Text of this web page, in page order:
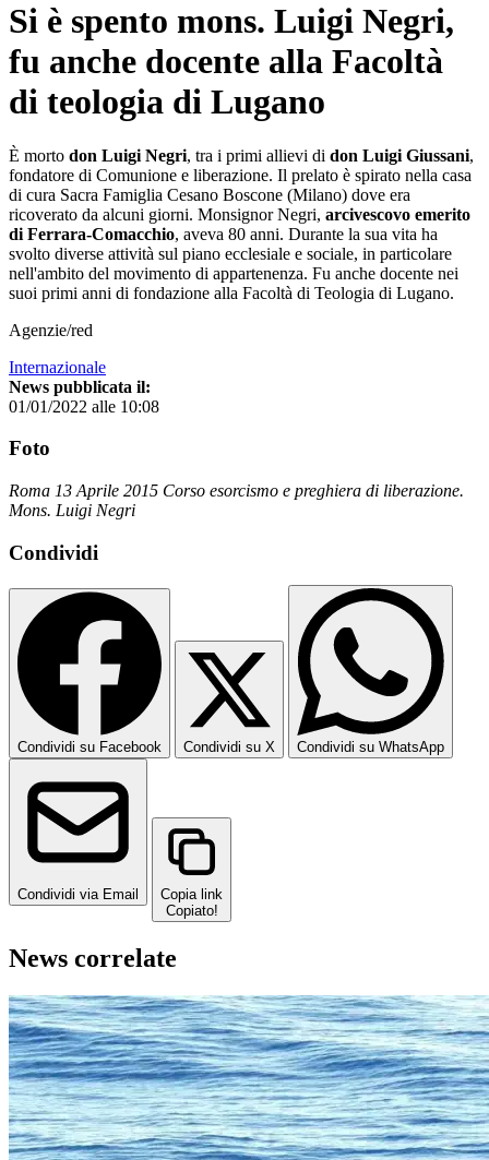
Si è spento mons. Luigi Negri,
fu anche docente alla Facoltà
di teologia di Lugano
È morto don Luigi Negri, tra i primi allievi di don Luigi Giussani,
fondatore di Comunione e liberazione. Il prelato è spirato nella casa
di cura Sacra Famiglia Cesano Boscone (Milano) dove era
ricoverato da alcuni giorni. Monsignor Negri, arcivescovo emerito
di Ferrara-Comacchio, aveva 80 anni. Durante la sua vita ha
svolto diverse attività sul piano ecclesiale e sociale, in particolare
nell'ambito del movimento di appartenenza. Fu anche docente nei
suoi primi anni di fondazione alla Facoltà di Teologia di Lugano.
Agenzie/red
Internazionale
News pubblicata il:
01/01/2022 alle 10:08
Foto
Roma 13 Aprile 2015 Corso esorcismo e preghiera di liberazione.
Mons. Luigi Negri
Condividi
Condividi su Facebook Condividi su X Condividi su WhatsApp
Condividi via Email
Copia link
Copiato!
News correlate